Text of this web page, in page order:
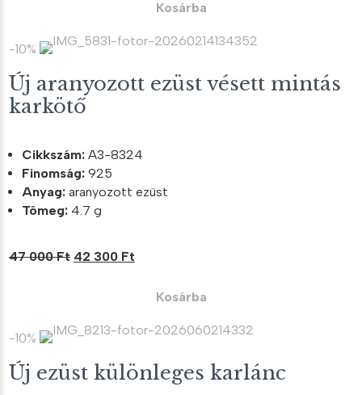
900 Ft. 010 Ft.
Kosárba
-10%
Új aranyozott ezüst vésett mintás
karkötő
Cikkszám: A3-8324
Finomság: 925
Anyag: aranyozott ezüst
Tömeg: 4.7 g
47 000Ft Original
000 Ft.
42 300 Ft
300 Ft.
Kosárba
-10%
Új ezüst különleges karlánc